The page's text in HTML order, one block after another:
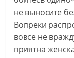
не выносите
Вопреки
вовсе не
приятна